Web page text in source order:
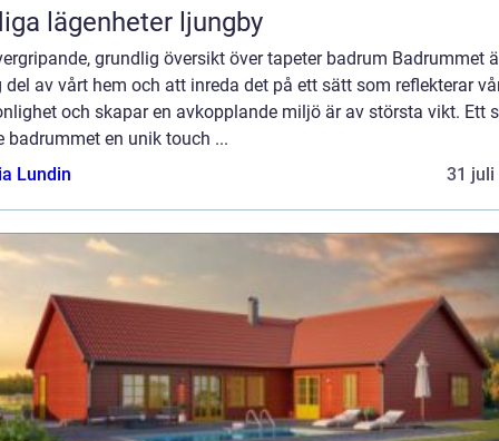
lägenheter ljungby
grundlig översikt över tapeter badrum Badrummet
del av vårt hem och att inreda det på ett sätt som reflekterar
och skapar en avkopplande miljö är av största vikt. Ett
badrummet en unik touch ...
Lundin
31 juli